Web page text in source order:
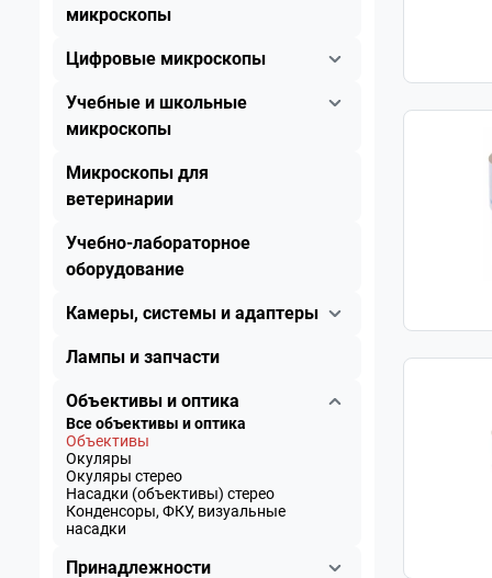
микроскопы
Цифровые микроскопы
Учебные и школьные
микроскопы
Микроскопы для
ветеринарии
Учебно-лабораторное
оборудование
Камеры, системы и адаптеры
Лампы и запчасти
Объективы и оптика
Все объективы и оптика
Объективы
Окуляры
Окуляры стерео
Насадки (объективы) стерео
Конденсоры, ФКУ, визуальные
насадки
Принадлежности